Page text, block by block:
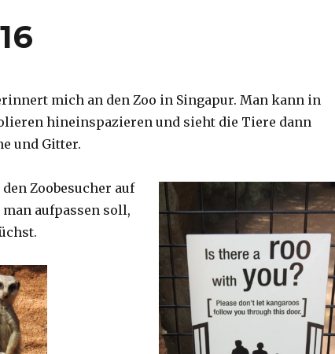
mich an den Zoo in Singapur. Man kann in
hineinspazieren und sieht die Tiere dann
und Gitter.
Zoobesucher auf
aufpassen soll,